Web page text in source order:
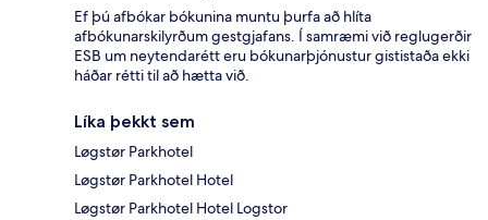
Ef þú afbókar bókunina muntu þurfa að hlíta
afbókunarskilyrðum gestgjafans. Í samræmi við reglugerðir
ESB um neytendarétt eru bókunarþjónustur gististaða ekki
háðar rétti til að hætta við.
Líka þekkt sem
Løgstør Parkhotel
Løgstør Parkhotel Hotel
Løgstør Parkhotel Hotel Logstor